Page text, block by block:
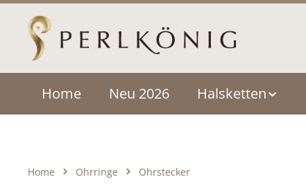
Hauptinhalt springen
Zur Hauptnavigation springen
Home Neu 2026 Halsketten
Home Ohrringe Ohrstecker